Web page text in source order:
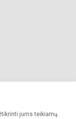
jums teikiamų
teisės saugomos.